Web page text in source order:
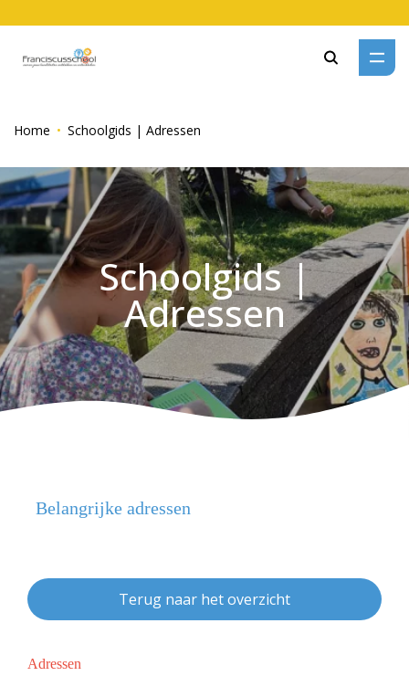
Zoeken
Home Schoolgids | Adressen
Schoolgids |
Adressen
Belangrijke adressen
Terug naar het overzicht
Adressen